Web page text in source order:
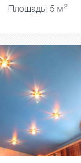
Площадь: 5 м 2